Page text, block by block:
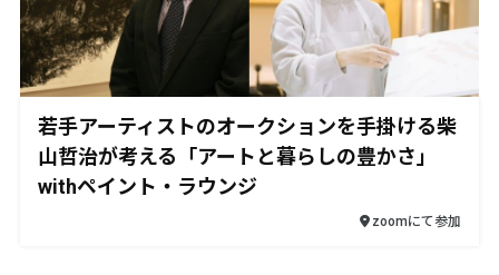
若手アーティストのオークションを手掛ける柴
山哲治が考える「アートと暮らしの豊かさ」
withペイント・ラウンジ
zoomにて参加